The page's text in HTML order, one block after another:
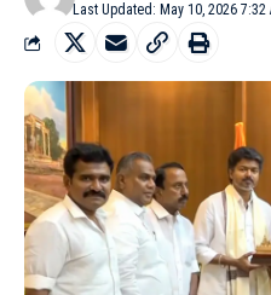
Last Updated: May 10, 2026 7:32